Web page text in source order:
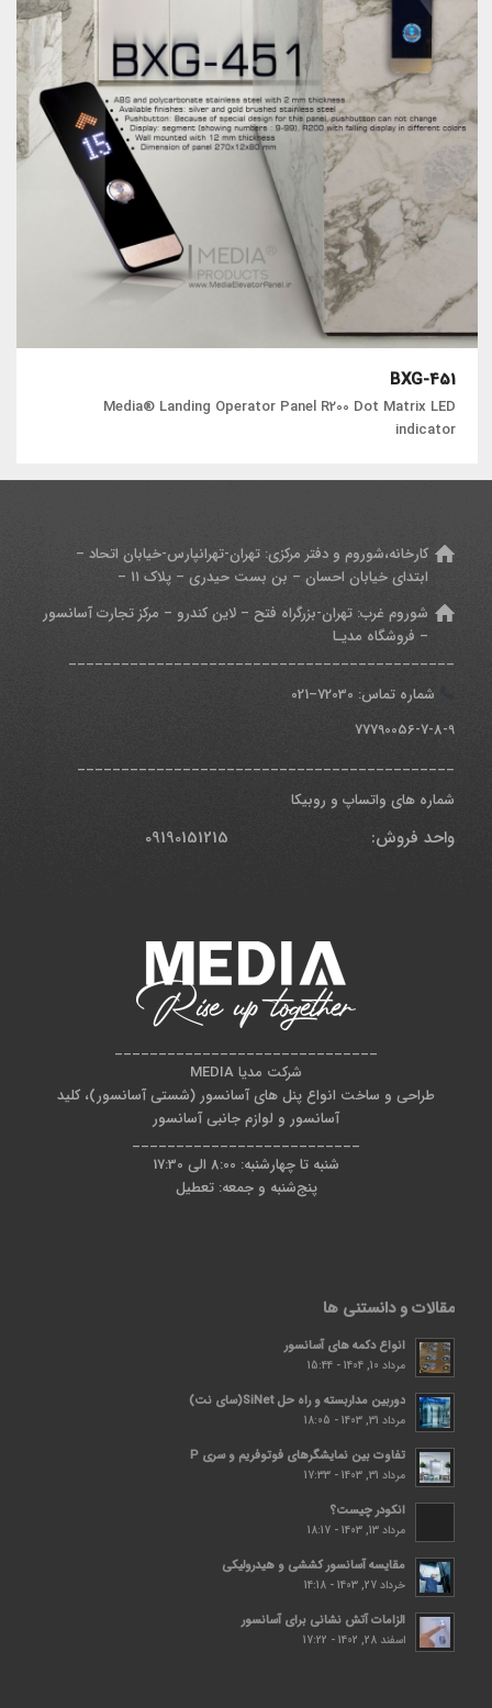
BXG-451
Media® Landing Operator Panel R200 Dot Matrix LED
indicator
کارخانه،شوروم و دفتر مرکزی:تهران-تهرانپارس-خیابان اتحاد –
ابتدای خیابان احسان – بن بست حیدری – پلاک ۱۱ –
شوروم غرب:تهران-بزرگراه فتح – لاین کندرو – مرکز تجارت آسانسور
– فروشگاه مدیـا
____________________________________________
شماره تماس: 7 2030
–
021
77790056-7-8-9
___________________________________________
شماره های واتساپ و روبیکا
واحد فروش: 09190151215
______________________________
شرکت مدیا MEDIA
طراحی و ساخت انواع پنل های آسانسور (شستی آسانسور)، کلید
آسانسور و لوازم جانبی آسانسور
__________________________
شنبه تا چهارشنبه: 8:00 الی 17:30
پنج‌شنبه و جمعه: تعطیل
مقالات و دانستنی ها
انواع دکمه های آسانسور
مرداد 10, 1404 - 15:44
دوربین مداربسته و راه حل SiNet(سای نت)
مرداد 31, 1403 - 18:05
تفاوت بین نمایشگرهای فوتوفریم و سری P
مرداد 31, 1403 - 17:33
انکودر چیست؟
مرداد 13, 1403 - 18:17
مقایسه آسانسور کششی و هیدرولیکی
خرداد 27, 1403 - 14:18
الزامات آتش نشانی برای آسانسور
اسفند 28, 1402 - 17:22